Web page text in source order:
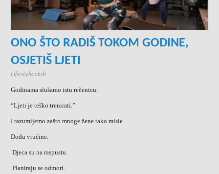
ONO ŠTO RADIŠ TOKOM GODINE,
OSJETIŠ LJETI
Lifestyle club
Godinama slušamo istu rečenicu:
“Ljeti je teško trenirati.”
I razumijemo zašto mnoge žene tako misle.
Dođu vrućine.
Djeca su na raspustu.
Planiraju se odmori.